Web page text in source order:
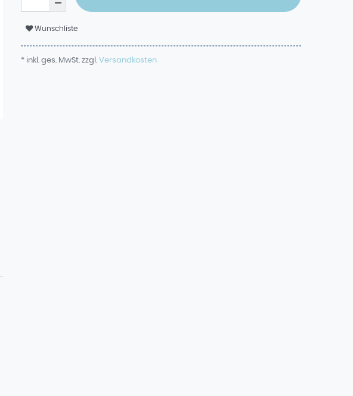
Wunschliste
* inkl. ges. MwSt. zzgl. Versandkosten